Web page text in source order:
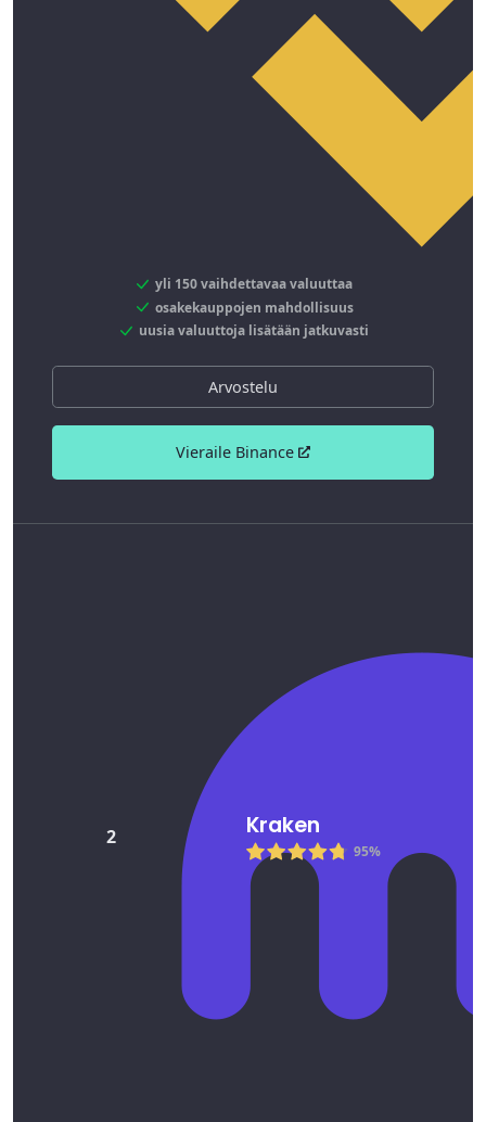
yli 150 vaihdettavaa valuuttaa
osakekauppojen mahdollisuus
uusia valuuttoja lisätään jatkuvasti
Arvostelu
Vieraile Binance
2 Kraken
95%